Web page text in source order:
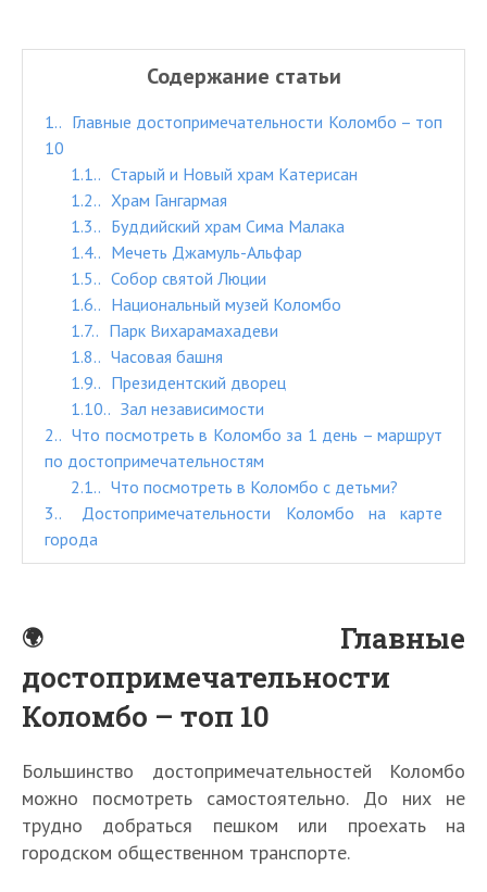
Содержание статьи
1.
Главные достопримечательности Коломбо – топ
10
1.1.
Старый и Новый храм Катерисан
1.2.
Храм Гангармая
1.3.
Буддийский храм Сима Малака
1.4.
Мечеть Джамуль-Альфар
1.5.
Собор святой Люции
1.6.
Национальный музей Коломбо
1.7.
Парк Вихарамахадеви
1.8.
Часовая башня
1.9.
Президентский дворец
1.10.
Зал независимости
2.
Что посмотреть в Коломбо за 1 день – маршрут
по достопримечательностям
2.1.
Что посмотреть в Коломбо с детьми?
3.
Достопримечательности Коломбо на карте
города
Главные
достопримечательности
Коломбо – топ 10
Большинство достопримечательностей Коломбо
можно посмотреть самостоятельно. До них не
трудно добраться пешком или проехать на
городском общественном транспорте.